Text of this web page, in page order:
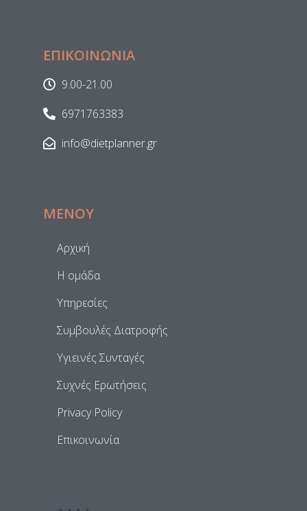
ΕΠΙΚΟΙΝΩΝΙΑ
9.00-21.00
6971763383
info@dietplanner.gr
ΜΕΝΟΥ
Αρχική
Η ομάδα
Υπηρεσίες
Συμβουλές Διατροφής
Υγιεινές Συνταγές
Συχνές Ερωτήσεις
Privacy Policy
Επικοινωνία